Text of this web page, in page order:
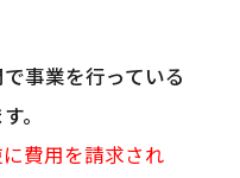
事業を行っている
。
費用を請求され